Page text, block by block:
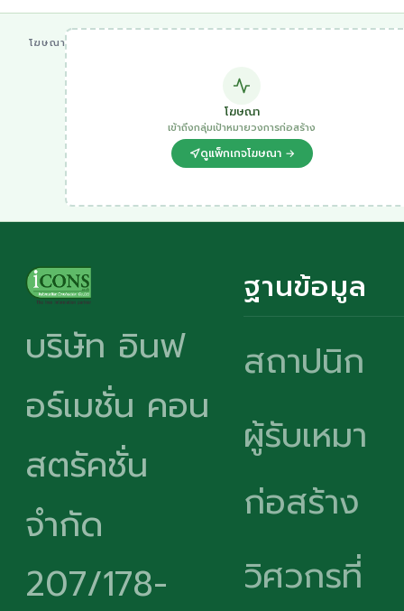
โฆษณา
โฆษณา
เข้าถึงกลุ่มเป้าหมายวงการก่อสร้าง
ดูแพ็กเกจโฆษณา →
บริษัท อินฟ
อร์เมชั่น คอน
สตรัคชั่น
จำกัด
207/178-
ฐานข้อมูล
สถาปนิก
ผู้รับเหมา
ก่อสร้าง
วิศวกรที่